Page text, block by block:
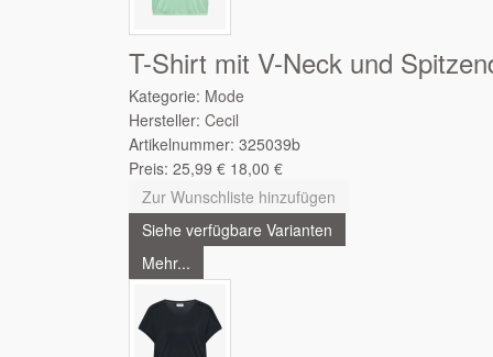
T-Shirt mit V-Neck und
Kategorie: Mode
Hersteller: Cecil
Artikelnummer: 325039b
Preis: 25,99 € 18,00 €
Zur Wunschliste hinzufügen
Siehe verfügbare Varianten
Mehr...